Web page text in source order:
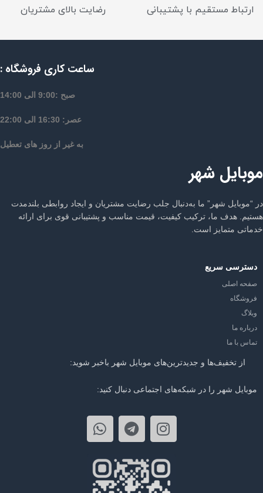
ارتباط مستقیم با پشتیبانی رضایت بالای مشتریان
ساعت کاری فروشگاه :
صبح :9:00 الی 14:00
عصر: 16:30 الی 22:00
به غیر از روز های تعطیل
موبایل شهر
در “موبایل شهر” ما به‌دنبال جلب رضایت مشتریان و ایجاد روابطی بلندمدت
هستیم. هدف ما، ترکیب کیفیت، قیمت مناسب و پشتیبانی قوی برای ارائه
خدماتی متمایز است.
دسترسی سریع
صفحه اصلی
فروشگاه
وبلاگ
درباره ما
تماس با ما
از تخفیف‌ها و جدیدترین‌های موبایل شهر باخبر شوید:
موبایل شهر را در شبکه‌های اجتماعی دنبال کنید: